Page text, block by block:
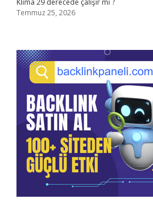
Klima 29 derecede çalışır mı ?
Temmuz 25, 2026